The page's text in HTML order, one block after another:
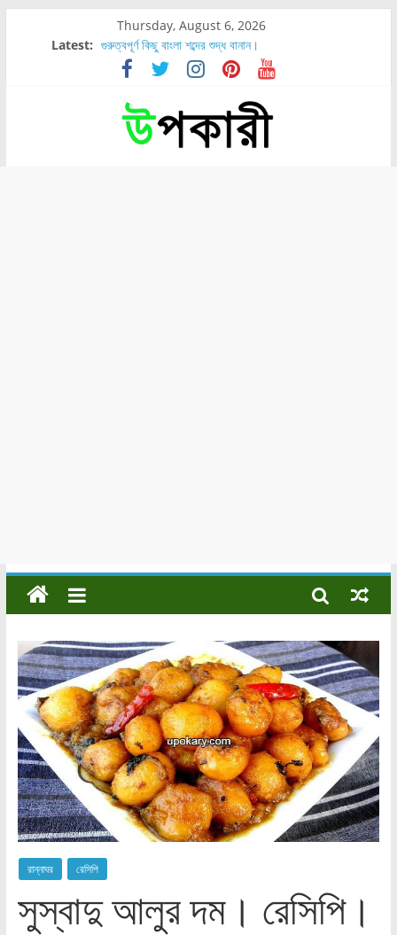
Thursday, August 6, 2026
Latest: গুরুত্বপূর্ণ কিছু বাংলা শব্দের শুদ্ধ বানান।
শরীরের কোন অংশে বেডসোর বেশি হয়?
নাসাল টিউব কতদিন রাখা যায়?
রোগীর পিঠ, কোমর এবং পায়ে বেডসোর দেখা গেলে করণীয় কি?
পার্সিমন ফলের স্বাস্থ্য ও পুষ্টি উপকারিতা।
রান্নাঘর রেসিপি
সুস্বাদু আলুর দম। রেসিপি।